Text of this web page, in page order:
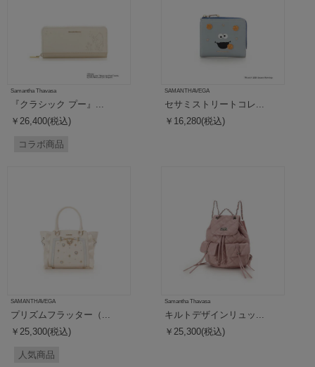
Samantha Thavasa
『クラシック プー』...
￥26,400(税込)
コラボ商品
SAMANTHAVEGA
セサミストリートコレ...
￥16,280(税込)
SAMANTHAVEGA
プリズムフラッター（...
￥25,300(税込)
人気商品
Samantha Thavasa
キルトデザインリュッ...
￥25,300(税込)